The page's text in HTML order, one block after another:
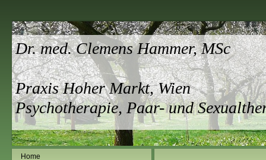
Dr. med. Clemens Hammer, MSc
Praxis Hoher Markt, Wien
Psychotherapie, Paar- und
Home